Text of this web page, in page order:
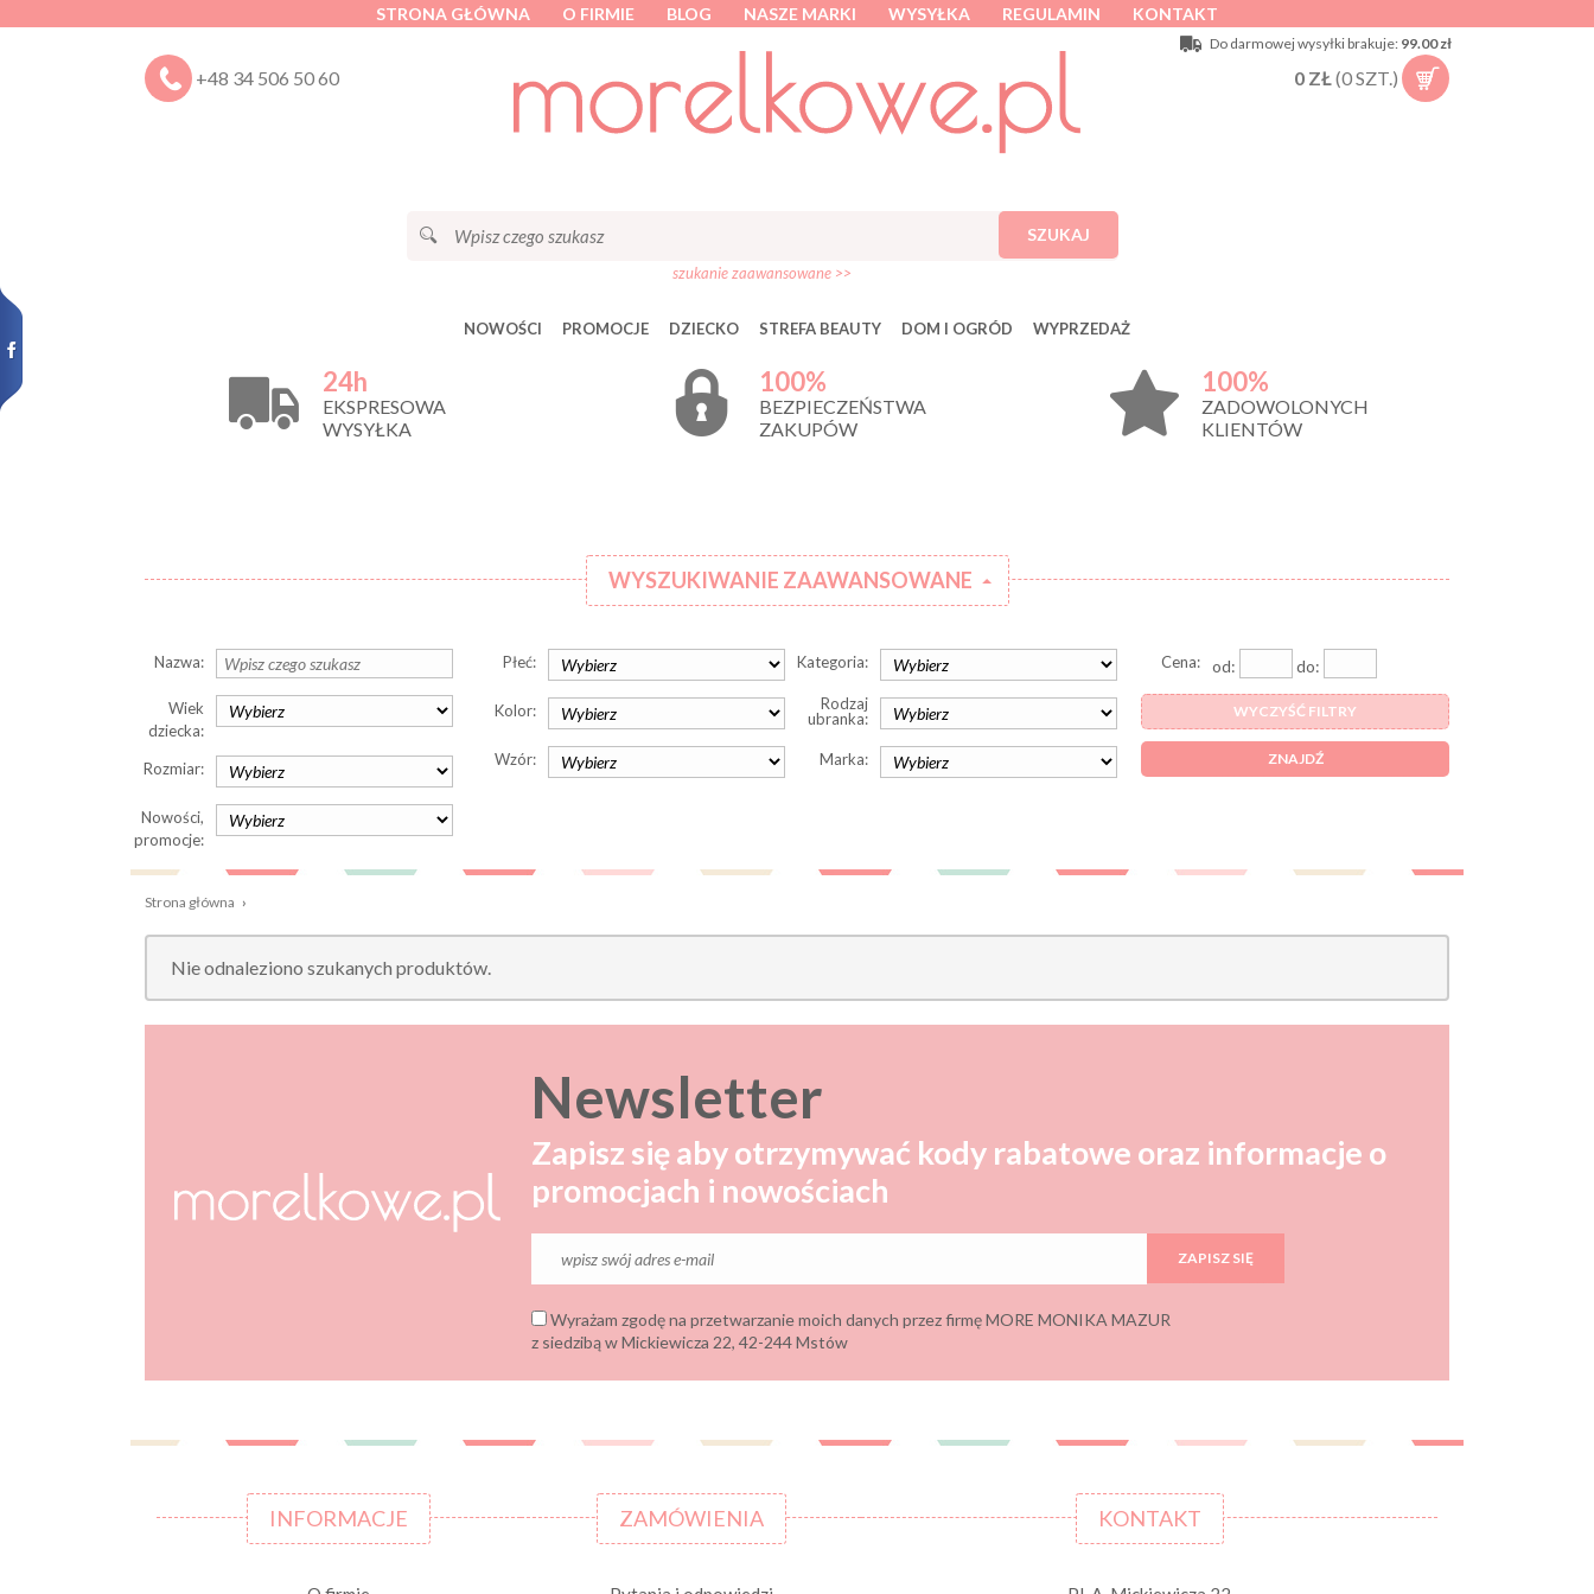
STRONA GŁÓWNA O FIRMIE BLOG NASZE MARKI WYSYŁKA REGULAMIN KONTAKT
+48 34 506 50 60
Do darmowej wysyłki brakuje: 99.00 zł
0 ZŁ(0SZT.)
SZUKAJ
szukanie zaawansowane >>
NOWOŚCI PROMOCJE DZIECKO STREFA BEAUTY DOM I OGRÓD WYPRZEDAŻ
24h
EKSPRESOWA
WYSYŁKA
100%
BEZPIECZEŃSTWA
ZAKUPÓW
100%
ZADOWOLONYCH
KLIENTÓW
WYSZUKIWANIE ZAAWANSOWANE
Nazwa:
Wiek
dziecka:
Rozmiar:
Nowości,
promocje:
Płeć:
Kolor:
Wzór:
Kategoria:
Rodzaj
ubranka:
Marka:
Cena: od: do:
WYCZYŚĆ FILTRY
ZNAJDŹ
Strona główna ›
Nie odnaleziono szukanych produktów.
Newsletter
Zapisz się aby otrzymywać kody rabatowe oraz informacje o
promocjach i nowościach
ZAPISZ SIĘ
Wyrażam zgodę na przetwarzanie moich danych przez firmę MORE MONIKA MAZUR
z siedzibą w Mickiewicza 22, 42-244 Mstów
INFORMACJE ZAMÓWIENIA KONTAKT